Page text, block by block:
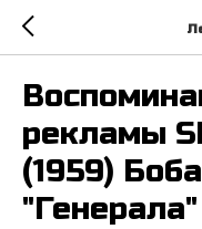
рекламы
(1959)
"Генерала"